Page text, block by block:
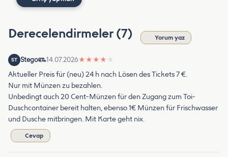
Derecelendirmeler (7) Yorum yaz
ST Stego 14.07.2026★ ★ ★ ★ ★
Aktueller Preis für (neu) 24 h nach Lösen des Tickets 7 €.
Nur mit Münzen zu bezahlen.
Unbedingt auch 20 Cent-Münzen für den Zugang zum Toi-
Duschcontainer bereit halten, ebenso 1€ Münzen für Frischwasser
und Dusche mitbringen. Mit Karte geht nix.
Cevap